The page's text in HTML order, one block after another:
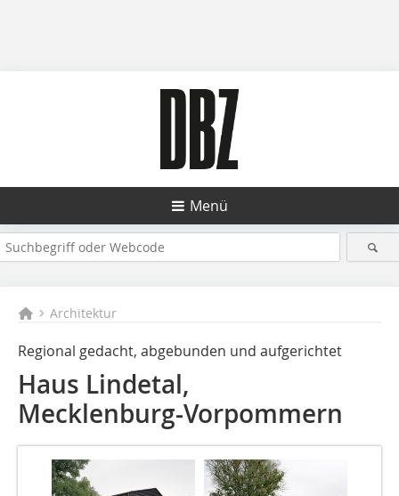
Menü
Architektur
Regional gedacht, abgebunden und aufgerichtet
Haus Lindetal,
Mecklenburg-Vorpommern